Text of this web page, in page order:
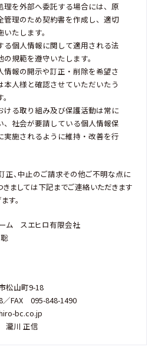
理を外部へ委託する場合には、原
管理のため契約書を作成し、適切
たします。
る個人情報に関して適用される法
規範を遵守いたします。
情報の開示や訂正・削除を希望さ
本人様と確認させていただいたう
ける取り組み及び保護活動は常に
、社会が要請している個人情報保
実施されるように維持・改善を行
正、中止のご請求その他ご不明な点に
ましては下記までご連絡いただきます
す。
ーム スエヒロ有限会社
松山町9-18
FAX 095-848-1490
bc.co.jp
瀧川 正信